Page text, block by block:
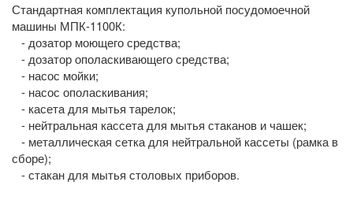
Стандартная комплектация купольной посудомоечной
машины МПК-1100К:
- дозатор моющего средства;
- дозатор ополаскивающего средства;
- насос мойки;
- насос ополаскивания;
- касета для мытья тарелок;
- нейтральная кассета для мытья стаканов и чашек;
- металлическая сетка для нейтральной кассеты (рамка в
сборе);
- стакан для мытья столовых приборов.